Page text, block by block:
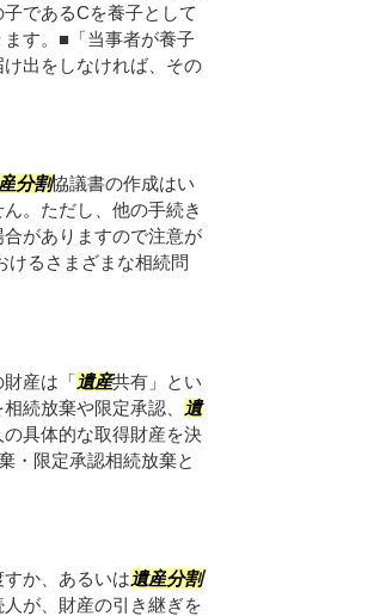
であるCを養子として
す。■「当事者が養子
出をしなければ、その
分割協議書の作成はい
。ただし、他の手続き
がありますので注意が
けるさまざまな相続問
産は「遺産共有」とい
続放棄や限定承認、
遺
具体的な取得財産を決
・限定承認相続放棄と
か、あるいは遺産分割
が、財産の引き継ぎを